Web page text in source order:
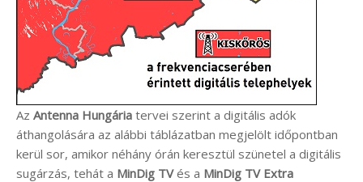
Az Antenna Hungária tervei szerint a digitális adók
áthangolására az alábbi táblázatban megjelölt időpontban
kerül sor, amikor néhány órán keresztül szünetel a digitális
sugárzás, tehát a MinDig TVés a MinDig TV Extra